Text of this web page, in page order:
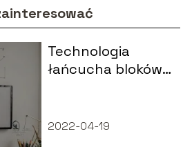
Technologia
łańcucha bloków
funkcjonuje?
2022-04-19